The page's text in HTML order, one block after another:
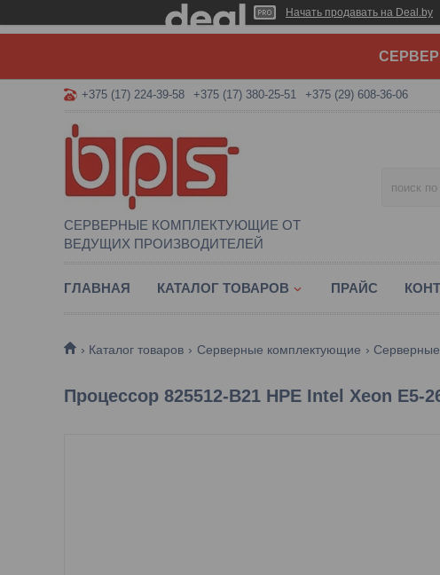
Начать продавать на Deal.by
+375 (17) 224-39-58 +375 (17) 380-25-51 +375 (29) 608-36-06
СЕРВЕРНЫЕ КОМПЛЕКТУЮЩИЕ ОТ
ВЕДУЩИХ ПРОИЗВОДИТЕЛЕЙ
ГЛАВНАЯ КАТАЛОГ ТОВАРОВ ПРАЙС
Каталог товаров Серверные комплектующие
Процессор 825512-B21 HPE Intel Xeon E5-